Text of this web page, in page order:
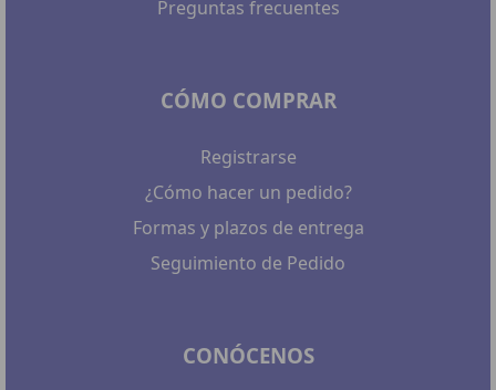
Preguntas frecuentes
CÓMO COMPRAR
Registrarse
¿Cómo hacer un pedido?
Formas y plazos de entrega
Seguimiento de Pedido
CONÓCENOS